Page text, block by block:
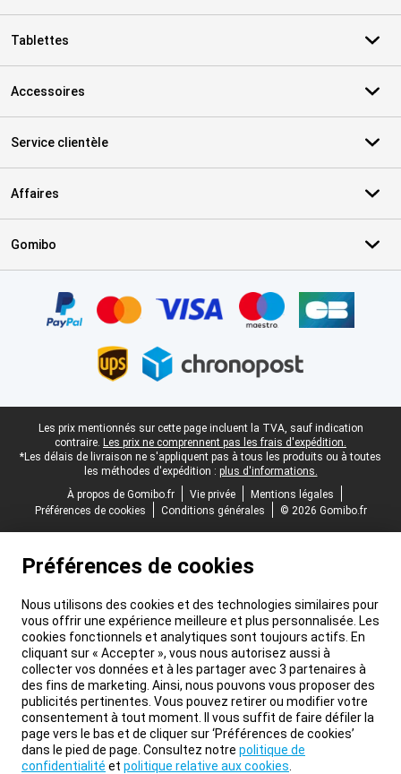
Tablettes
Accessoires
Service clientèle
Affaires
Gomibo
Pied-de-page légal
Les prix mentionnés sur cette page incluent la TVA, sauf indication
contraire. Les prix ne comprennent pas les frais d'expédition.
*Les délais de livraison ne s'appliquent pas à tous les produits ou à toutes
les méthodes d'expédition : plus d'informations.
À propos de Gomibo.fr
Vie privée
Mentions légales
Préférences de cookies
Conditions générales © 2026 Gomibo.fr
Préférences de cookies
Nous utilisons des cookies et des technologies similaires pour
vous offrir une expérience meilleure et plus personnalisée. Les
cookies fonctionnels et analytiques sont toujours actifs. En
cliquant sur « Accepter », vous nous autorisez aussi à
collecter vos données et à les partager avec 3 partenaires à
des fins de marketing. Ainsi, nous pouvons vous proposer des
publicités pertinentes. Vous pouvez retirer ou modifier votre
consentement à tout moment. Il vous suffit de faire défiler la
page vers le bas et de cliquer sur ‘Préférences de cookies’
dans le pied de page. Consultez notre politique de
confidentialité et politique relative aux cookies